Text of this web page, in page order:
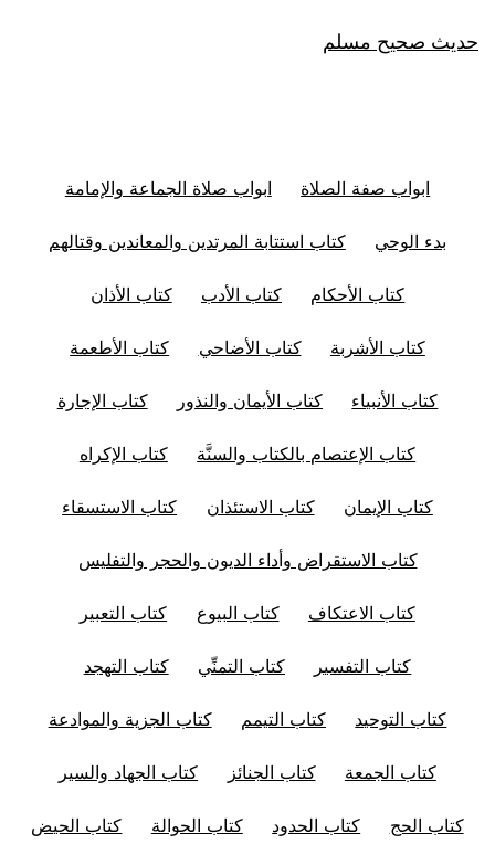
حديث صحيح مسلم
ابواب صفة الصلاة ابواب صلاة الجماعة والإمامة
بدء الوحي كتاب استتابة المرتدين والمعاندين وقتالهم
كتاب الأحكام كتاب الأدب كتاب الأذان
كتاب الأشربة كتاب الأضاحي كتاب الأطعمة
كتاب الأنبياء كتاب الأيمان والنذور كتاب الإجارة
كتاب الإعتصام بالكتاب والسنَّة كتاب الإكراه
كتاب الإيمان كتاب الاستئذان كتاب الاستسقاء
كتاب الاستقراض وأداء الديون والحجر والتفليس
كتاب الاعتكاف كتاب البيوع كتاب التعبير
كتاب التفسير كتاب التمنِّي كتاب التهجد
كتاب التوحيد كتاب التيمم كتاب الجزية والموادعة
كتاب الجمعة كتاب الجنائز كتاب الجهاد والسير
كتاب الحج كتاب الحدود كتاب الحوالة كتاب الحيض